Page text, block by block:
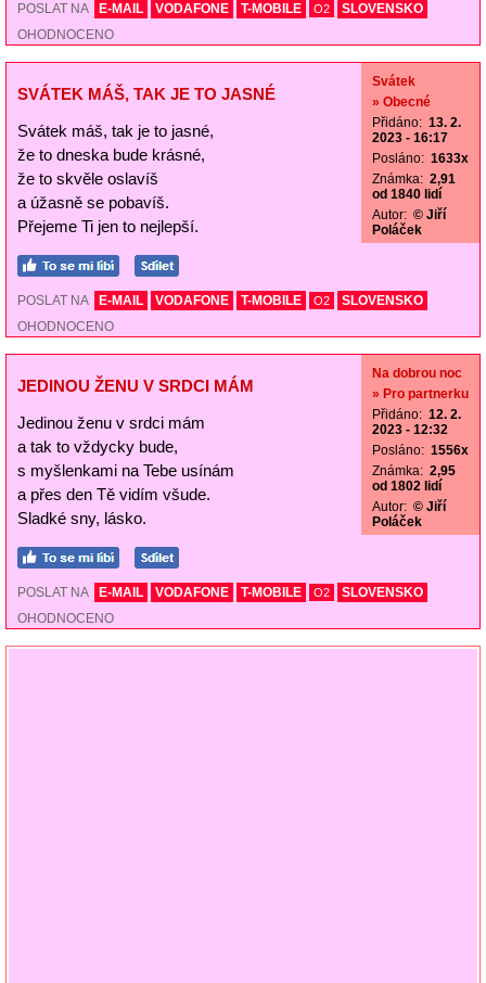
POSLAT NA E-MAIL VODAFONE T-MOBILE O2
SLOVENSKO
OHODNOCENO
SVÁTEK MÁŠ, TAK JE TO JASNÉ
Svátek máš, tak je to jasné,
že to dneska bude krásné,
že to skvěle oslavíš
a úžasně se pobavíš.
Přejeme Ti jen to nejlepší.
Svátek
» Obecné
Přidáno: 13. 2.
2023 - 16:17
Posláno: 1633x
Známka: 2,91
od 1840 lidí
Autor: © Jiří
Poláček
POSLAT NA E-MAIL VODAFONE T-MOBILE O2
SLOVENSKO
OHODNOCENO
JEDINOU ŽENU V SRDCI MÁM
Jedinou ženu v srdci mám
a tak to vždycky bude,
s myšlenkami na Tebe usínám
a přes den Tě vidím všude.
Sladké sny, lásko.
Na dobrou noc
» Pro partnerku
Přidáno: 12. 2.
2023 - 12:32
Posláno: 1556x
Známka: 2,95
od 1802 lidí
Autor: © Jiří
Poláček
POSLAT NA E-MAIL VODAFONE T-MOBILE O2
SLOVENSKO
OHODNOCENO